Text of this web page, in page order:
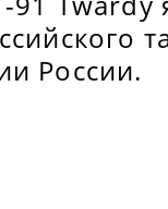
России.